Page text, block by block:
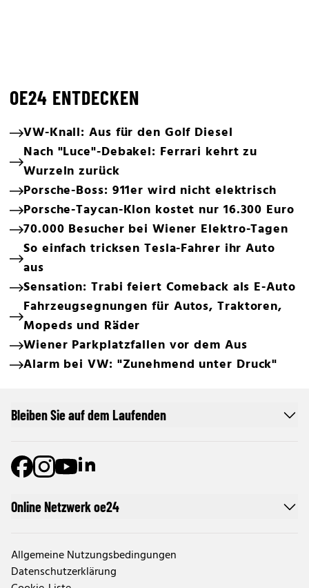
OE24 ENTDECKEN
VW-Knall: Aus für den Golf Diesel
Nach "Luce"-Debakel: Ferrari kehrt zu
Wurzeln zurück
Porsche-Boss: 911er wird nicht elektrisch
Porsche-Taycan-Klon kostet nur 16.300 Euro
70.000 Besucher bei Wiener Elektro-Tagen
So einfach tricksen Tesla-Fahrer ihr Auto
aus
Sensation: Trabi feiert Comeback als E-Auto
Fahrzeugsegnungen für Autos, Traktoren,
Mopeds und Räder
Wiener Parkplatzfallen vor dem Aus
Alarm bei VW: "Zunehmend unter Druck"
Online Netzwerk oe24
Allgemeine Nutzungsbedingungen
Datenschutzerklärung
Bleiben Sie auf dem Laufenden